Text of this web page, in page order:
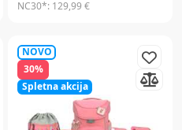
NC30*: 129,99 €
30%
Spletna akcija
NOVO